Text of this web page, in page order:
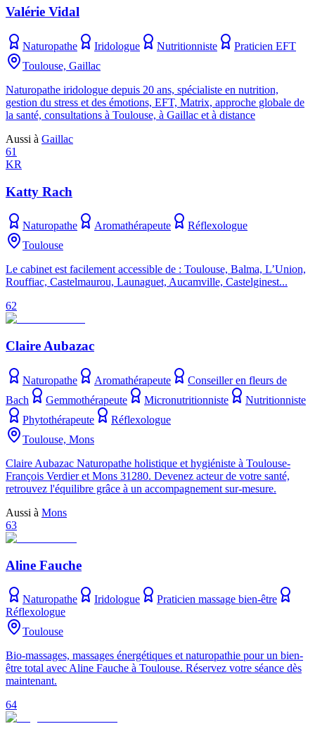
Valérie Vidal
Naturopathe Iridologue Nutritionniste
Praticien EFT
Toulouse, Gaillac
Naturopathe iridologue depuis 20 ans, spécialiste en nutrition,
gestion du stress et des émotions, EFT, Matrix, approche globale de
la santé, consultations à Toulouse, à Gaillac et à distance
Aussi à Gaillac
61
KR
Katty Rach
Naturopathe Aromathérapeute
Réflexologue
Toulouse
Le cabinet est facilement accessible de : Toulouse, Balma, L’Union,
Rouffiac, Castelmaurou, Launaguet, Aucamville, Castelginest...
62
Claire Aubazac
Naturopathe Aromathérapeute
Conseiller en fleurs de
Bach
Gemmothérapeute Micronutritionniste
Nutritionniste
Phytothérapeute
Réflexologue
Toulouse, Mons
Claire Aubazac Naturopathe holistique et hygiéniste à Toulouse-
François Verdier et Mons 31280. Devenez acteur de votre santé,
retrouvez l'équilibre grâce à un accompagnement sur-mesure.
Aussi à Mons
63
Aline Fauche
Naturopathe Iridologue
Praticien massage bien-être
Réflexologue
Toulouse
Bio-massages, massages énergétiques et naturopathie pour un bien-
être total avec Aline Fauche à Toulouse. Réservez votre séance dès
maintenant.
64